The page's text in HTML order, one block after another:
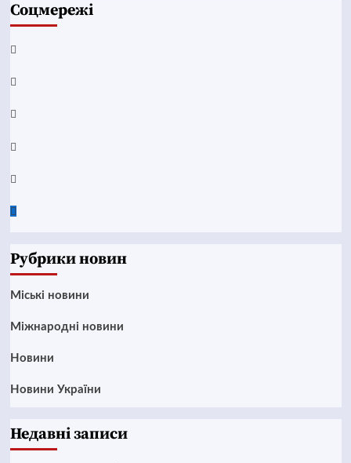
Соцмережі
Facebook
YouTube
Telegram
Instagram
Twitter
Google
Рубрики новин
Mіські новини
Міжнародні новини
Новини
Новини України
Недавні записи